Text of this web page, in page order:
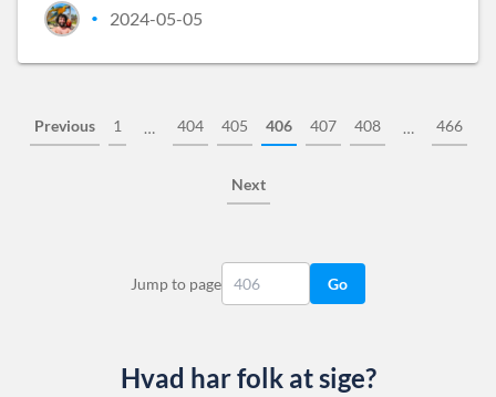
• 2024-05-05
Previous 1 … 404 405 406 407 408 … 466
Next
Jump to page Go
Hvad har folk at sige?